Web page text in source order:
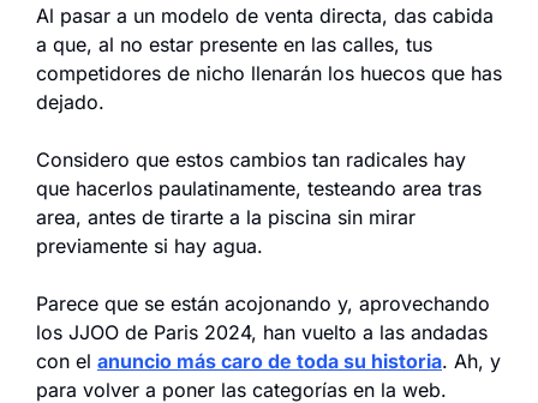
Al pasar a un modelo de venta directa, das cabida
a que, al no estar presente en las calles, tus
competidores de nicho llenarán los huecos que has
dejado.
Considero que estos cambios tan radicales hay
que hacerlos paulatinamente, testeando area tras
area, antes de tirarte a la piscina sin mirar
previamente si hay agua.
Parece que se están acojonando y, aprovechando
los JJOO de Paris 2024, han vuelto a las andadas
con el anuncio más caro de toda su historia. Ah, y
para volver a poner las categorías en la web.